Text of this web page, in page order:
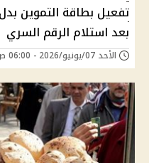
بعد استلام الرقم السري
الأحد 07/يونيو/2026 - 06:00 ص